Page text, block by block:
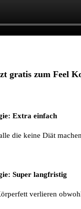
gratis zum Feel
Extra einfach
die keine Diät
Super langfristig
verlieren